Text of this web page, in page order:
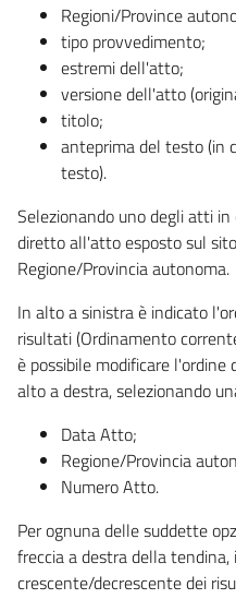
Regioni/Province
tipo provvedimento;
estremi dell'atto;
versione dell'atto
titolo;
anteprima del testo (in
testo).
Selezionando uno degli atti
diretto all'atto esposto sul
Regione/Provincia autonoma.
In alto a sinistra è indicato
risultati (Ordinamento
è possibile modificare
alto a destra, selezionando
Data Atto;
Regione/Provincia
Numero Atto.
Per ognuna delle suddette
freccia a destra della
crescente/decrescente dei